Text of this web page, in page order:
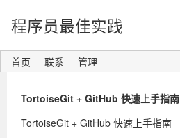
程序员最佳实践
首页 联系 管理
TortoiseGit + GitHub 快速上手指南
TortoiseGit + GitHub 快速上手指南